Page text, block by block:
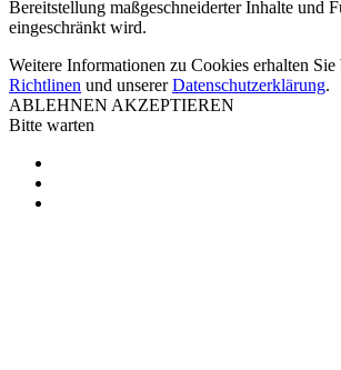
Bereitstellung maßgeschneiderter Inhalte und
eingeschränkt wird.
Weitere Informationen zu Cookies erhalten Sie
Richtlinen und unsererDatenschutzerklärung.
ABLEHNEN AKZEPTIEREN
Bitte warten